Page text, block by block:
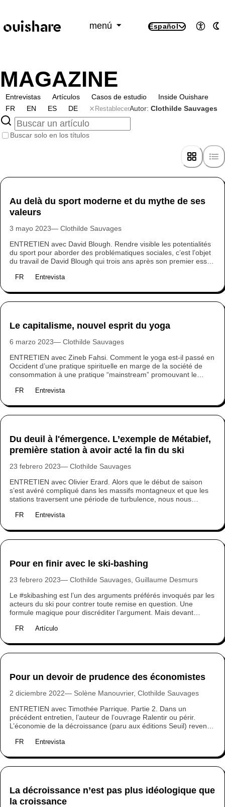
menú
Español
MAGAZINE
Entrevistas Artículos Casos de estudio
Inside Ouishare
FR
EN ES DE RestablecerAutor:Clothilde Sauvages
Buscar solo en los títulos
Au delà du sport moderne et du mythe de ses
valeurs
3 mayo 2023 Clothilde Sauvages
ENTRETIEN avec David Blough. Rendre visible les potentialités
du sport pour aborder des problématiques sociales, c’est l’objet
du travail de David Blough qui trois ans après son premier essai
Sport des solutions : Voyage en terre des possibles (2023). À
“durables, solidaires, inclusifs et attractifs pour les territoires”,
nous l’avons interrogé pour comprendre en quoi le sport à
FR Entrevista
Le capitalisme, nouvel esprit du yoga
6 marzo 2023 Clothilde Sauvages
ENTRETIEN avec Zineb Fahsi. Comment le yoga est-il passé en
Occident d’une pratique spirituelle en marge de la société de
consommation à une pratique “mainstream” promouvant le
Fahsi apporte des réponses dans son ouvrage Le yoga, nouvel
interrogée pour comprendre comment cette pratique, sous son
état moderne, est devenue un outil au service de la logique
FR Entrevista
Du deuil à l'émergence. L’exemple de Métabief,
première station à avoir acté la fin du ski
23 febrero 2023 Clothilde Sauvages
ENTRETIEN avec Olivier Erard. Alors que le début de saison
s’est avéré compliqué dans les massifs montagneux et que les
stations traversent une période de turbulence, nous nous
démarche de transition de la station de Métabief dans le Jura.
figure d’exemple. Explications.
FR Entrevista
Pour en finir avec le ski-bashing
23 febrero 2023 Clothilde Sauvages, Guillaume Desmurs
Le #skibashing est l’un des arguments préférés invoqués par les
acteurs du ski pour contrer toute remise en question. Une
formule magique pour discréditer l’argument. Mais devant
économiques des stations de ski, accuser son interlocuteur de
FR Artículo
Pour un devoir de prudence des économistes
2 diciembre 2022 Solène Manouvrier, Clothilde Sauvages
ENTRETIEN avec Timothée Parrique. Partie 2. Dans un
précédent entretien, l’auteur de l’ouvrage Ralentir ou périr.
L’économie de la décroissance (paru aux éditions Seuil) revenait
champ politique. Dans cet entretien, il s’intéresse plus
au rôle des économistes “experts” dans la perpétuation de
certains mythes…
FR Entrevista
La décroissance n’est pas plus idéologique que
la croissance